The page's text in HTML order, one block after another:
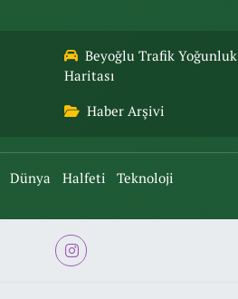
Beyoğlu Trafik Yoğunluk
Haritası
Haber Arşivi
Dünya Halfeti Teknoloji